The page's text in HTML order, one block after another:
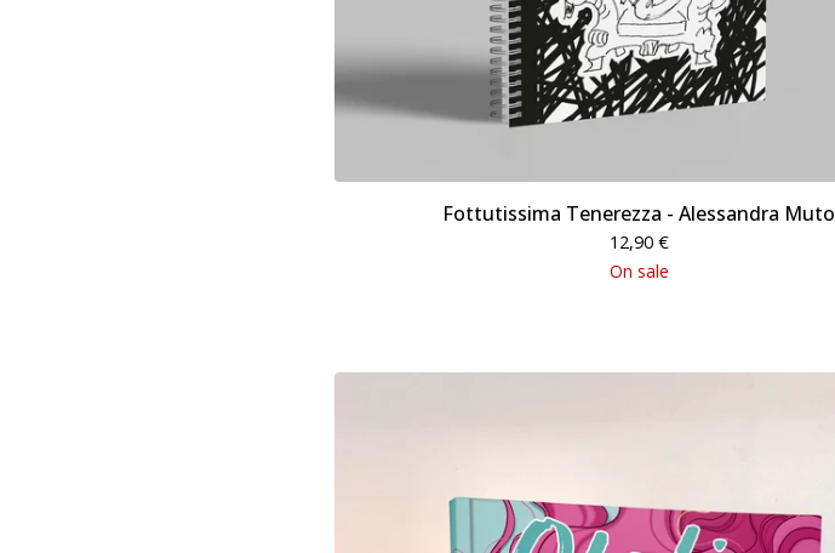
Fottutissima Tenerezza - Alessandra Muto
12,90 €
On sale